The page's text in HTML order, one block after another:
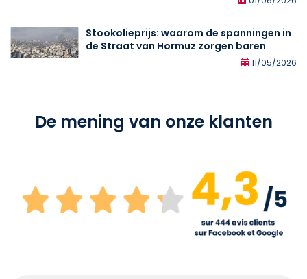
Stookolieprijs: waarom de spanningen in
de Straat van Hormuz zorgen baren
11/05/2026
De mening van onze klanten